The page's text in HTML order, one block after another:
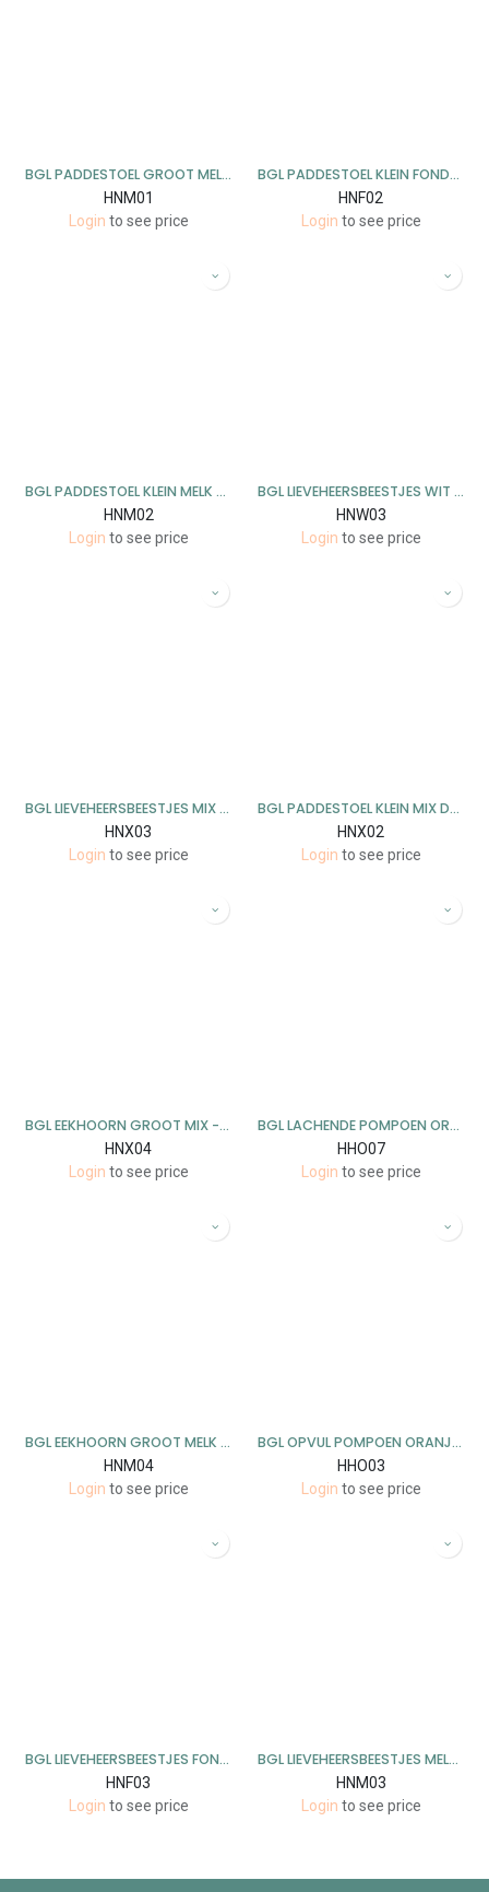
BGL PADDESTOEL GROOT MELK DECO - 17 CM - 2 STUKS
HNM01
Login to see price
BGL PADDESTOEL KLEIN FONDANT DECO- 9 CM - 9 STUKS
HNF02
Login to see price
BGL PADDESTOEL KLEIN MELK DECO - 9 CM - 9 STUKS
HNM02
Login to see price
BGL LIEVEHEERSBEESTJES WIT 11 CM - 8 STUKS
HNW03
Login to see price
BGL LIEVEHEERSBEESTJES MIX 11 CM - 8 STUKS
HNX03
Login to see price
BGL PADDESTOEL KLEIN MIX DECO- 9 CM - 9 STUKS
HNX02
Login to see price
BGL EEKHOORN GROOT MIX - 15 CM - 6 STUKS
HNX04
Login to see price
BGL LACHENDE POMPOEN ORANJE 15 CM - 2 STUKS
HHO07
Login to see price
BGL EEKHOORN GROOT MELK - 15 CM - 6 STUKS
HNM04
Login to see price
BGL OPVUL POMPOEN ORANJE 3 ST
HHO03
Login to see price
BGL LIEVEHEERSBEESTJES FONDANT 11 CM - 8 STUKS
HNF03
Login to see price
BGL LIEVEHEERSBEESTJES MELK 11 CM - 8 STUKS
HNM03
Login to see price